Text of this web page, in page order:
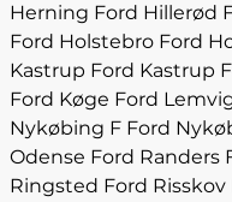
Herning Ford Hillerød
Ford Holstebro Ford
Kastrup Ford Kastrup
Ford Køge Ford
Nykøbing F Ford
Odense Ford Randers
Ringsted Ford Risskov